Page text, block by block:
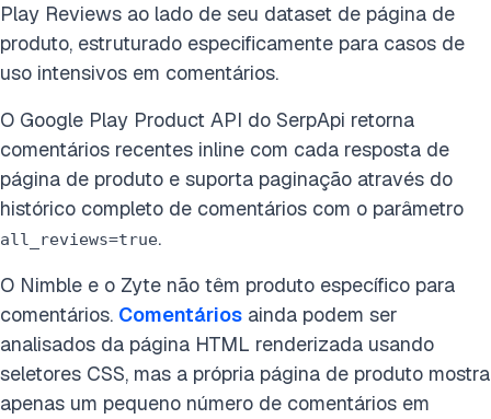
Play Reviews ao lado de seu dataset de página de
produto, estruturado especificamente para casos de
uso intensivos em comentários.
O Google Play Product API do SerpApi retorna
comentários recentes inline com cada resposta de
página de produto e suporta paginação através do
histórico completo de comentários com o parâmetro
all_reviews=true.
O Nimble e o Zyte não têm produto específico para
comentários. Comentários ainda podem ser
analisados da página HTML renderizada usando
seletores CSS, mas a própria página de produto mostra
apenas um pequeno número de comentários em